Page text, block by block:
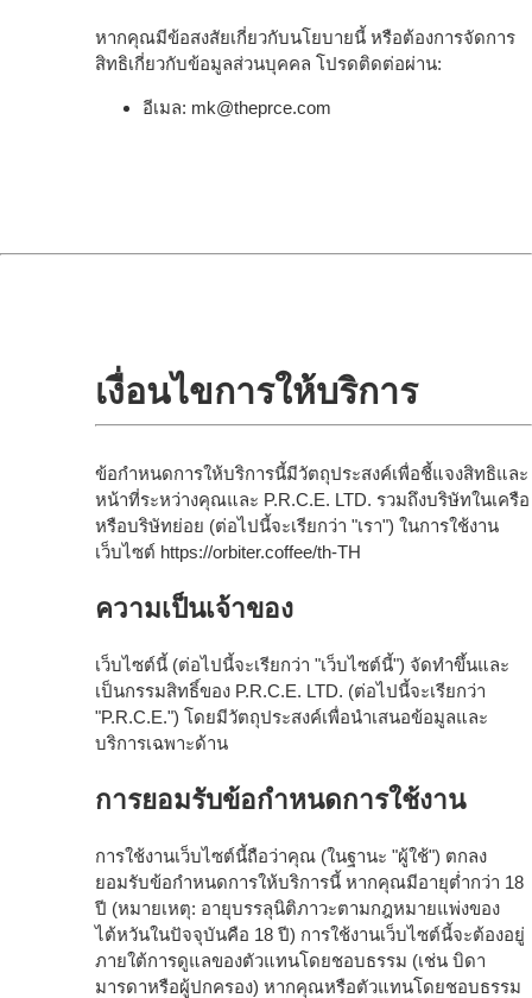
หากคุณมีข้อสงสัยเกี่ยวกับนโยบายนี้ หรือต้องการจัดการ
สิทธิเกี่ยวกับข้อมูลส่วนบุคคล โปรดติดต่อผ่าน:
อีเมล: mk@theprce.com
เงื่อนไขการให้บริการ
ข้อกำหนดการให้บริการนี้มีวัตถุประสงค์เพื่อชี้แจงสิทธิและ
หน้าที่ระหว่างคุณและ P.R.C.E. LTD. รวมถึงบริษัทในเครือ
หรือบริษัทย่อย (ต่อไปนี้จะเรียกว่า "เรา") ในการใช้งาน
เว็บไซต์ https://orbiter.coffee/th-TH
ความเป็นเจ้าของ
เว็บไซต์นี้ (ต่อไปนี้จะเรียกว่า "เว็บไซต์นี้") จัดทำขึ้นและ
เป็นกรรมสิทธิ์ของ P.R.C.E. LTD. (ต่อไปนี้จะเรียกว่า
"P.R.C.E.") โดยมีวัตถุประสงค์เพื่อนำเสนอข้อมูลและ
บริการเฉพาะด้าน
การยอมรับข้อกำหนดการใช้งาน
การใช้งานเว็บไซต์นี้ถือว่าคุณ (ในฐานะ "ผู้ใช้") ตกลง
ยอมรับข้อกำหนดการให้บริการนี้ หากคุณมีอายุต่ำกว่า 18
ปี (หมายเหตุ: อายุบรรลุนิติภาวะตามกฎหมายแพ่งของ
ไต้หวันในปัจจุบันคือ 18 ปี) การใช้งานเว็บไซต์นี้จะต้องอยู่
ภายใต้การดูแลของตัวแทนโดยชอบธรรม (เช่น บิดา
มารดาหรือผู้ปกครอง) หากคุณหรือตัวแทนโดยชอบธรรม